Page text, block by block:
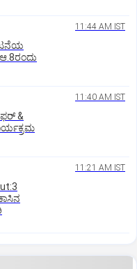
11:44 AM IST
11:40 AM IST
&
11:21 AM IST